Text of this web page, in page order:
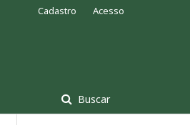
Buscar
Cadastro Acesso